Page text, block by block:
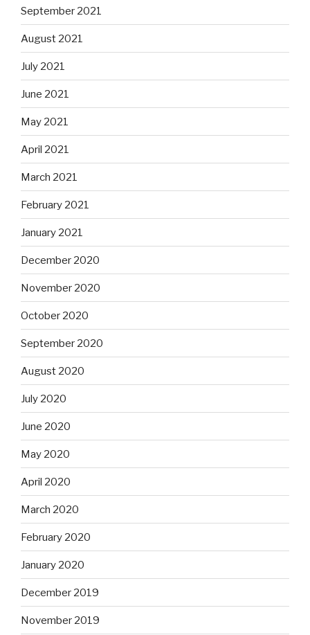
September 2021
August 2021
July 2021
June 2021
May 2021
April 2021
March 2021
February 2021
January 2021
December 2020
November 2020
October 2020
September 2020
August 2020
July 2020
June 2020
May 2020
April 2020
March 2020
February 2020
January 2020
December 2019
November 2019